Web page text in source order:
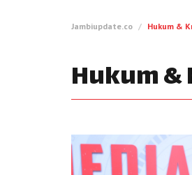
Jambiupdate.co Hukum &
Hukum